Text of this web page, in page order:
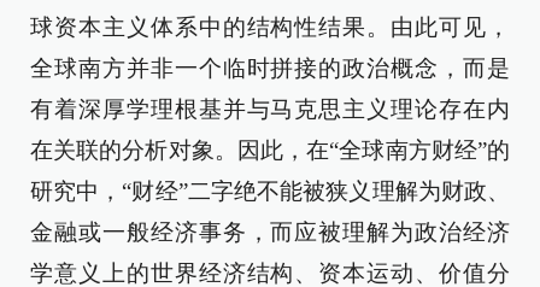
球资本主义体系中的结构性结果。由此可见，
全球南方并非一个临时拼接的政治概念，而是
有着深厚学理根基并与马克思主义理论存在内
在关联的分析对象。因此，在“全球南方财经”的
研究中，“财经”二字绝不能被狭义理解为财政、
金融或一般经济事务，而应被理解为政治经济
学意义上的世界经济结构、资本运动、价值分